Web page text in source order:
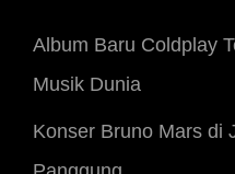
Album Baru Coldplay
Musik Dunia
Konser Bruno Mars di